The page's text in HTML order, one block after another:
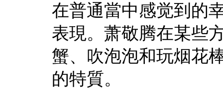
在普通當中感觉到的
表現。萧敬腾在某些
蟹、吹泡泡和玩烟花
的特質。